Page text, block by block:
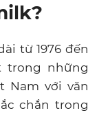
từ 1976 đến
trong những
Nam với văn
chắn trong